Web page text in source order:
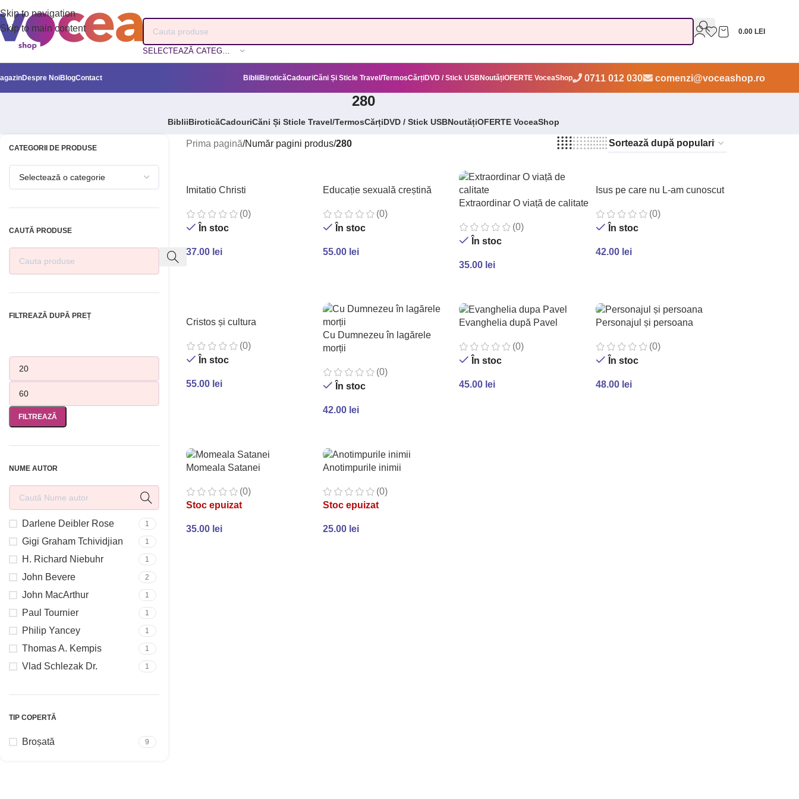
Skip to navigation
Skip to main content
0.00 LEI
Despre NoiBlogContact BibliiBiroticăCadouriCăni Și Sticle Travel/TermosCărțiDVD / Stick USB NoutățiOFERTE VoceaShop 0711 012 030 comenzi@voceashop.ro
280
BibliiBiroticăCadouriCăni Și Sticle Travel/TermosCărțiDVD / Stick USBNoutățiOFERTE VoceaShop
CATEGORII DE PRODUSE
CAUTĂ PRODUSE
FILTREAZĂ DUPĂ PREȚ
FILTREAZĂ
NUME AUTOR
Darlene Deibler Rose 1
Gigi Graham Tchividjian 1
H. Richard Niebuhr 1
John Bevere 2
John MacArthur 1
Paul Tournier 1
Philip Yancey 1
Thomas A. Kempis 1
Vlad Schlezak Dr. 1
TIP COPERTĂ
Broșată 9
Prima pagină/Număr pagini produs/280
Imitatio Christi
(0)
În stoc
37.00 lei
Educație sexuală creștină
(0)
În stoc
55.00 lei
Extraordinar O viață de calitate
(0)
În stoc
35.00 lei
Isus pe care nu L-am cunoscut
(0)
În stoc
42.00 lei
Cristos și cultura
(0)
În stoc
55.00 lei
Cu Dumnezeu în lagărele
morții
(0)
În stoc
42.00 lei
Evanghelia după Pavel
(0)
În stoc
45.00 lei
Personajul și persoana
(0)
În stoc
48.00 lei
Momeala Satanei
(0)
Stoc epuizat
35.00 lei
Anotimpurile inimii
(0)
Stoc epuizat
25.00 lei